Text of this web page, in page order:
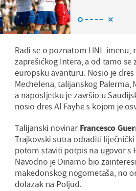
Radi se o poznatom HNL imenu,
zaprešićkog Intera, a od tamo se
europsku avanturu. Nosio je
Mechelena, talijanskog Palerma,
a naposljetku je završio u
nosio dres Al Fayhe s kojom je
Talijanski novinarFrancesco
Trajkovski sutra odraditi
potom staviti potpis na ugovor s
Navodno je Dinamo bio
makedonskog nogometaša, no
dolazak na Poljud.